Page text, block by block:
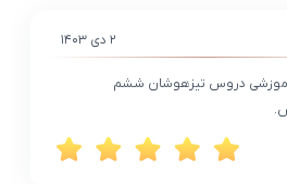
۲ دی ۱۴۰۳
دروس تیزهوشان ششم